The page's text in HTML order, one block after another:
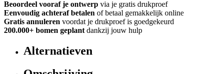
Beoordeel vooraf je ontwerp via je gratis drukproef
Eenvoudig achteraf betalen of betaal gemakkelijk online
Gratis annuleren voordat je drukproef is goedgekeurd
200.000+ bomen geplant dankzij jouw hulp
Alternatieven